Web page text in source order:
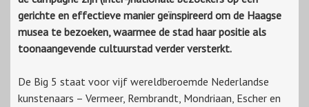
gerichte en effectieve manier geïnspireerd om de Haagse
musea te bezoeken, waarmee de stad haar positie als
toonaangevende cultuurstad verder versterkt.
De Big 5 staat voor vijf wereldberoemde Nederlandse
kunstenaars – Vermeer, Rembrandt, Mondriaan, Escher en